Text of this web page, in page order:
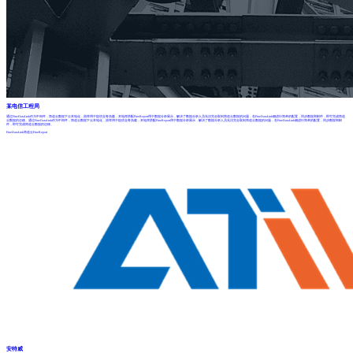
某电信工程局
通过FineDataLink作为中间件，简道云数据下云本地化，原库用于提供业务负载，本地库搭配FineReport用于数据分析展示，解决了数据分析人员无法完全取到简道云数据的问题，在FineDataLink侧进行简单的配置，同步数据和附件，即可完成简道
云数据的迁移。通过FineDataLink作为中间件，简道云数据下云本地化，原库用于提供业务负载，本地库搭配FineReport用于数据分析展示，解决了数据分析人员无法完全取到简道云数据的问题，在FineDataLink侧进行简单的配置，同步数据和附
件，即可完成简道云数据的迁移。
FineDataLink简道云FineReport
安特威